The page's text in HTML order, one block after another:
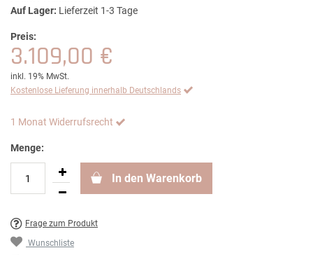
Auf Lager: Lieferzeit 1-3 Tage
Preis:
3.109,00 €
inkl. 19% MwSt.
Kostenlose Lieferung innerhalb Deutschlands
1 Monat Widerrufsrecht
Menge:
In den Warenkorb
Frage zum Produkt
Wunschliste